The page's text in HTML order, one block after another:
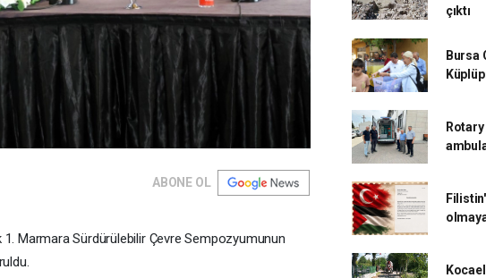
ABONE OL
Marmara Sürdürülebilir Çevre Sempozyumunun
çıktı
Bursa
Rotary